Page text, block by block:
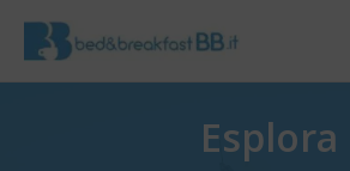
Esplora